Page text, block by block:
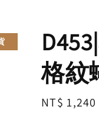
格紋
Regular
NT$ 1,240